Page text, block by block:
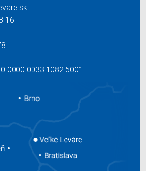
16
0000 0033 1082 5001